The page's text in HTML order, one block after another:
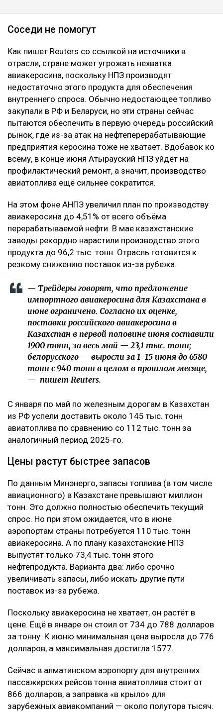
Соседи не помогут
Как пишет Reuters со ссылкой на источники в
отрасли, стране может угрожать нехватка
авиакеросина, поскольку НПЗ производят
недостаточно этого продукта для обеспечения
внутреннего спроса. Обычно недостающее топливо
закупали в РФ и Беларуси, но эти страны сейчас
пытаются обеспечить в первую очередь российский
рынок, где из-за атак на нефтеперерабатывающие
предприятия керосина тоже не хватает. Вдобавок ко
всему, в конце июня Атырауский НПЗ уйдёт на
профилактический ремонт, а значит, производство
авиатоплива ещё сильнее сократится.
На этом фоне АНПЗ увеличил план по производству
авиакеросина до 4,51% от всего объёма
перерабатываемой нефти. В мае казахстанские
заводы рекордно нарастили производство этого
продукта до 96,2 тыс. тонн. Отрасль готовится к
резкому снижению поставок из-за рубежа.
— Трейдеры говорят, что предложение
импортного авиакеросина для Казахстана в
июне ‌ограничено. Согласно их оценке,
поставки российского авиакеросина в
Казахстан в первой половине июня составили
1900 тонн, ​за весь май — 23,1 тыс. тонн;
белорусского — выросли за 1–15 июня до 6580
тонн с 940 тонн ‌в целом в прошлом месяце,
— пишет Reuters.
С января по май по железным дорогам в Казахстан
из РФ успели доставить около 145 тыс. тонн
авиатоплива по сравнению со 112 тыс. тонн за
аналогичный период 2025-го.
Цены растут быстрее запасов
По данным Минэнерго, запасы топлива (в том числе
авиационного) в Казахстане превышают миллион
тонн. Это должно полностью обеспечить текущий
спрос. Но при этом ожидается, что в июне
аэропортам страны потребуется 110 тыс. тонн
авиакеросина. А по плану казахстанские НПЗ
выпустят только 73,4 тыс. тонн этого
нефтепродукта. Варианта два: либо срочно
увеличивать запасы, либо искать другие пути
поставок из-за рубежа.
Поскольку авиакеросина не хватает, он растёт в
цене. Ещё в январе он стоил от 734 до 788 долларов
за тонну. К июню минимальная цена выросла до 776
долларов, а максимальная достигла 1577.
Сейчас в алматинском аэропорту для внутренних
пассажирских рейсов тонна авиатоплива стоит от
866 долларов, а заправка «в крыло» для
зарубежных авиакомпаний — около полутора тысяч.